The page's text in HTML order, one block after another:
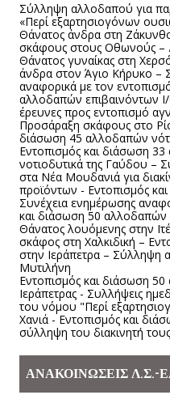
Σύλληψη αλλοδαπού για
«Περί εξαρτησιογόνων
Θάνατος άνδρα στη
σκάφους στους Οθωνούς –
Θάνατος γυναίκας στη
άνδρα στον Άγιο Κήρυκο –
αναφορικά με τον
αλλοδαπών επιβαινόντων
έρευνες προς εντοπισμό
Προσάραξη σκάφους στο
διάσωση 45 αλλοδαπών
Εντοπισμός και διάσωση
νοτιοδυτικά της Γαύδου –
στα Νέα Μουδανιά για
προϊόντων - Εντοπισμός
Συνέχεια ενημέρωσης
και διάσωση 50 αλλοδαπών
Θάνατος λουόμενης στην
σκάφος στη Χαλκιδική –
στην Ιεράπετρα – Σύλληψη
Μυτιλήνη
Εντοπισμός και διάσωση
Ιεράπετρας - Συλλήψεις
του νόμου "Περί
Χανιά - Εντοπισμός και
σύλληψη του διακινητή
ΑΝΑΚΟΙΝΩΣΕΙΣ Λ.Σ.-